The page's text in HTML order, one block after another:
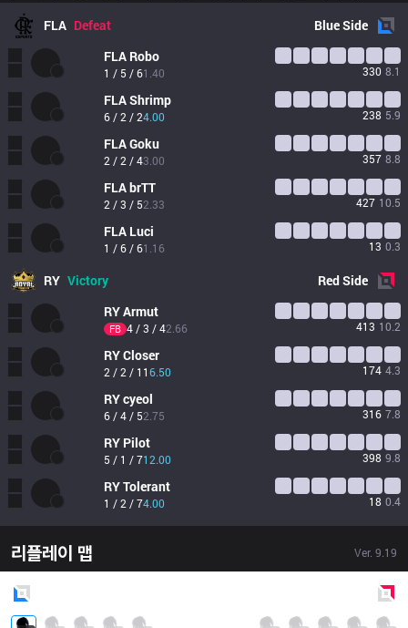
FLA Defeat BlueSide
FLA Robo
1 / 5 / 61.40 330 8.1
FLAShrimp
6 / 2 / 24.00 238 5.9
FLAGoku
2 / 2 / 43.00 357 8.8
FLAbrTT
2 / 3 / 52.33 427 10.5
FLA Luci
1 / 6 / 61.16 13 0.3
RY Victory RedSide
RYArmut
FB 4 / 3 / 42.66 413 10.2
RYCloser
2 / 2 / 116.50 174 4.3
RYcyeol
6 / 4 / 52.75 316 7.8
RY Pilot
5 / 1 / 712.00 398 9.8
RYTolerant
1 / 2 / 74.00 18 0.4
리플레이 맵 Ver. 9.19